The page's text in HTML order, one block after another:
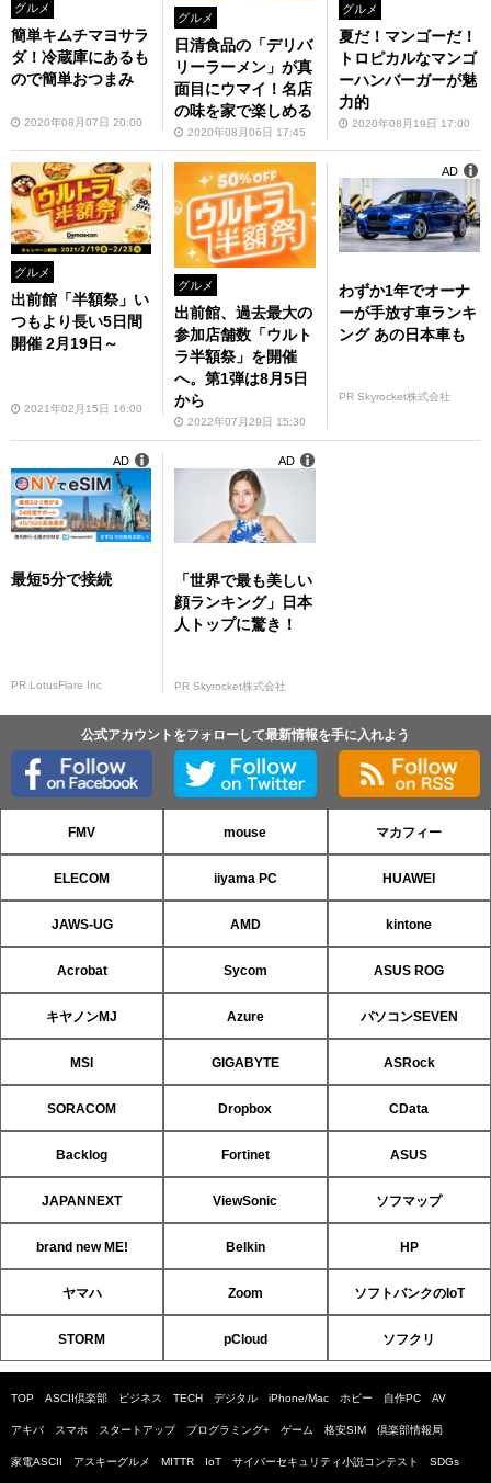
グルメ
簡単キムチマヨサラ
ダ！冷蔵庫にあるも
ので簡単おつまみ
2020年08月07日 20:00
グルメ
日清食品の「デリバ
リーラーメン」が真
面目にウマイ！名店
の味を家で楽しめる
2020年08月06日 17:45
グルメ
夏だ！マンゴーだ！
トロピカルなマンゴ
ーハンバーガーが魅
力的
2020年08月19日 17:00
グルメ
出前館「半額祭」い
つもより長い5日間
開催 2月19日～
2021年02月15日 16:00
グルメ
出前館、過去最大の
参加店舗数「ウルト
ラ半額祭」を開催
へ。第1弾は8月5日
から
2022年07月29日 15:30
わずか1年でオーナ
ーが手放す車ランキ
ング あの日本車も
PR Skyrocket株式会社
AD
最短5分で接続
PR LotusFlare Inc
AD
「世界で最も美しい
顔ランキング」日本
人トップに驚き！
PR Skyrocket株式会社
AD
公式アカウントをフォローして最新情報を手に入れよう
FMV mouse マカフィー
ELECOM iiyama PC HUAWEI
JAWS-UG AMD kintone
Acrobat Sycom ASUS ROG
キヤノンMJ Azure パソコンSEVEN
MSI GIGABYTE ASRock
SORACOM Dropbox CData
Backlog Fortinet ASUS
JAPANNEXT ViewSonic ソフマップ
brand new ME! Belkin HP
ヤマハ Zoom ソフトバンクのIoT
STORM pCloud ソフクリ
TOP ASCII倶楽部 ビジネス TECH デジタル iPhone/Mac ホビー 自作PC AV
アキバ スマホ スタートアップ プログラミング+ ゲーム 格安SIM 倶楽部情報局
家電ASCII アスキーグルメ MITTR IoT サイバーセキュリティ小説コンテスト SDGs